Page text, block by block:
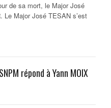
de sa mort, le Major José
Le Major José TESAN s’est
répond à Yann MOIX